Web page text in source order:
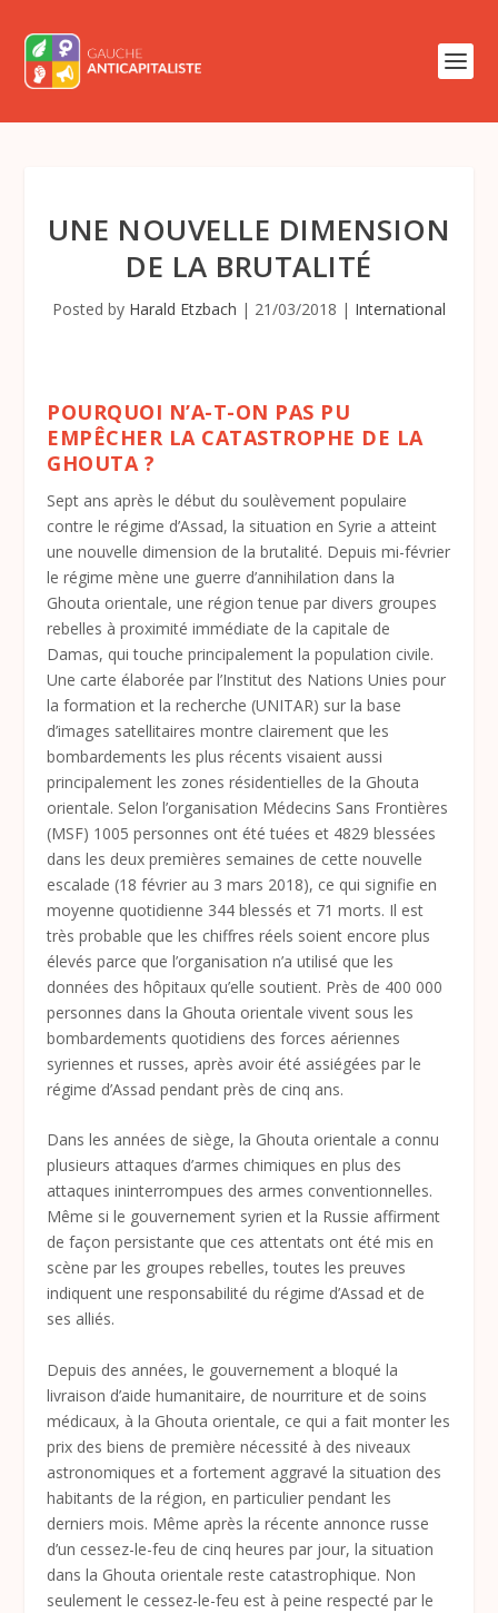
UNE NOUVELLE DIMENSION
DE LA BRUTALITÉ
Posted by Harald Etzbach | 21/03/2018 | International
POURQUOI N’A-T-ON PAS PU
EMPÊCHER LA CATASTROPHE DE LA
GHOUTA ?
Sept ans après le début du soulèvement populaire
contre le régime d’Assad, la situation en Syrie a atteint
une nouvelle dimension de la brutalité. Depuis mi-février
le régime mène une guerre d’annihilation dans la
Ghouta orientale, une région tenue par divers groupes
rebelles à proximité immédiate de la capitale de
Damas, qui touche principalement la population civile.
Une carte élaborée par l’Institut des Nations Unies pour
la formation et la recherche (UNITAR) sur la base
d’images satellitaires montre clairement que les
bombardements les plus récents visaient aussi
principalement les zones résidentielles de la Ghouta
orientale. Selon l’organisation Médecins Sans Frontières
(MSF) 1005 personnes ont été tuées et 4829 blessées
dans les deux premières semaines de cette nouvelle
escalade (18 février au 3 mars 2018), ce qui signifie en
moyenne quotidienne 344 blessés et 71 morts. Il est
très probable que les chiffres réels soient encore plus
élevés parce que l’organisation n’a utilisé que les
données des hôpitaux qu’elle soutient. Près de 400 000
personnes dans la Ghouta orientale vivent sous les
bombardements quotidiens des forces aériennes
syriennes et russes, après avoir été assiégées par le
régime d’Assad pendant près de cinq ans.
Dans les années de siège, la Ghouta orientale a connu
plusieurs attaques d’armes chimiques en plus des
attaques ininterrompues des armes conventionnelles.
Même si le gouvernement syrien et la Russie affirment
de façon persistante que ces attentats ont été mis en
scène par les groupes rebelles, toutes les preuves
indiquent une responsabilité du régime d’Assad et de
ses alliés.
Depuis des années, le gouvernement a bloqué la
livraison d’aide humanitaire, de nourriture et de soins
médicaux, à la Ghouta orientale, ce qui a fait monter les
prix des biens de première nécessité à des niveaux
astronomiques et a fortement aggravé la situation des
habitants de la région, en particulier pendant les
derniers mois. Même après la récente annonce russe
d’un cessez-le-feu de cinq heures par jour, la situation
dans la Ghouta orientale reste catastrophique. Non
seulement le cessez-le-feu est à peine respecté par le